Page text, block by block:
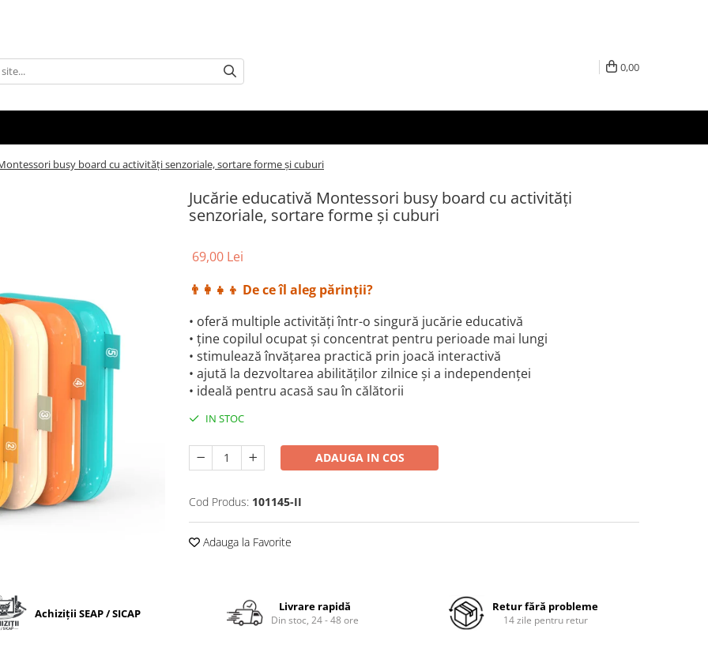
0,00
busy board cu activități senzoriale, sortare forme și cuburi
Jucărie educativă Montessori busy board cu activități
senzoriale, sortare forme și cuburi
69,00 Lei
👨‍👩‍👧‍👦 De ce îl aleg părinții?
• oferă multiple activități într-o singură jucărie educativă
• ține copilul ocupat și concentrat pentru perioade mai lungi
• stimulează învățarea practică prin joacă interactivă
• ajută la dezvoltarea abilităților zilnice și a independenței
• ideală pentru acasă sau în călătorii
IN STOC
ADAUGA IN COS
Cod Produs: 101145-II
Adauga la Favorite
Achiziții SEAP / SICAP Livrare rapidă
Din stoc, 24 - 48 ore
Retur fără probleme
14 zile pentru retur